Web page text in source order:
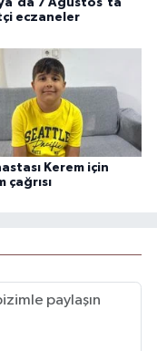
7 Ağustos'ta
eczaneler
Kerem için
çağrısı